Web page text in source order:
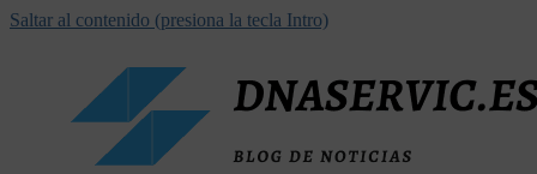
Saltar al contenido (presiona la tecla Intro)